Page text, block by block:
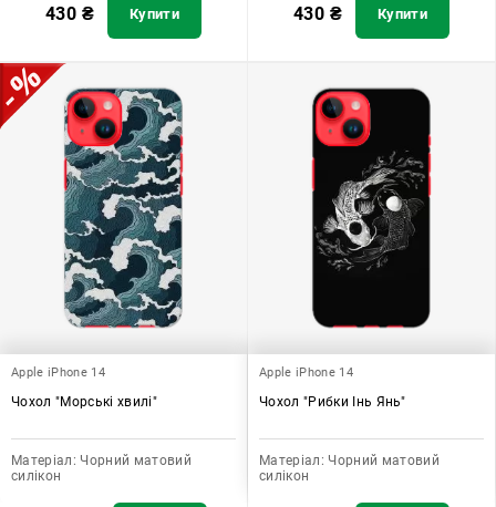
430 ₴ Купити 430 ₴ Купити
Apple iPhone 14
Чохол "Морські хвилі"
Матеріал: Чорний матовий
силікон
Apple iPhone 14
Чохол "Рибки Інь Янь"
Матеріал: Чорний матовий
силікон